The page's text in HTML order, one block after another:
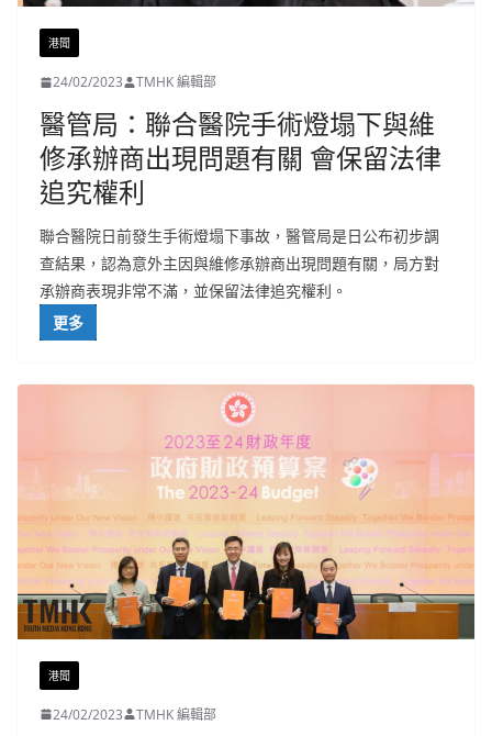
港聞
24/02/2023 TMHK 編輯部
醫管局：聯合醫院手術燈塌下與維
修承辦商出現問題有關 會保留法律
追究權利
聯合醫院日前發生手術燈塌下事故，醫管局是日公布初步調
查結果，認為意外主因與維修承辦商出現問題有關，局方對
承辦商表現非常不滿，並保留法律追究權利。
更多
港聞
24/02/2023 TMHK 編輯部